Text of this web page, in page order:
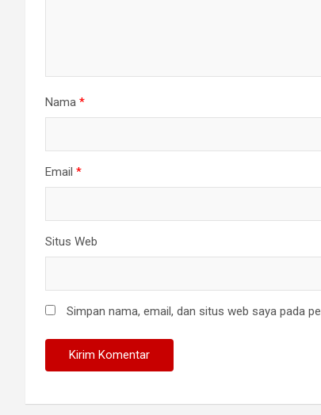
Nama *
Email *
Situs Web
Simpan nama, email, dan situs web saya pada